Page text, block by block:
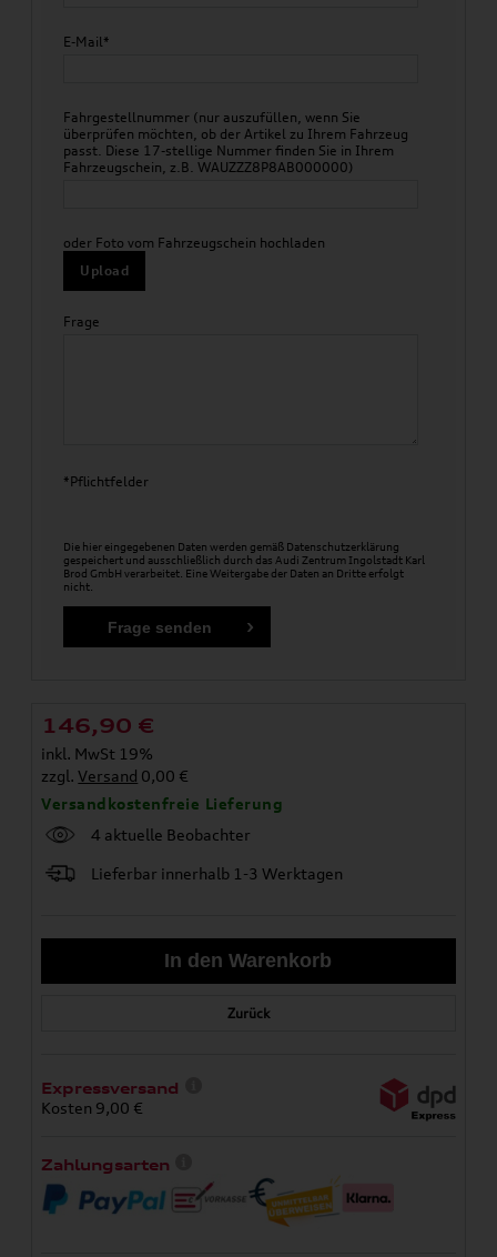
E-Mail*
Fahrgestellnummer (nur auszufüllen, wenn Sie
überprüfen möchten, ob der Artikel zu Ihrem Fahrzeug
passt. Diese 17-stellige Nummer finden Sie in Ihrem
Fahrzeugschein, z.B. WAUZZZ8P8AB000000)
oder Foto vom Fahrzeugschein hochladen
Upload
Frage
*Pflichtfelder
Die hier eingegebenen Daten werden gemäß Datenschutzerklärung
gespeichert und ausschließlich durch das Audi Zentrum Ingolstadt Karl
Brod GmbH verarbeitet. Eine Weitergabe der Daten an Dritte erfolgt
nicht.
146,90 €
inkl. MwSt 19%
zzgl.Versand 0,00 €
Versandkostenfreie Lieferung
4 aktuelle Beobachter
Lieferbar innerhalb 1-3 Werktagen
Zurück
Expressversand
Kosten 9,00 €
Zahlungsarten